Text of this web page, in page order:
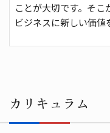
ことが大切です。そ
ビジネスに新しい価値
カリキュラム